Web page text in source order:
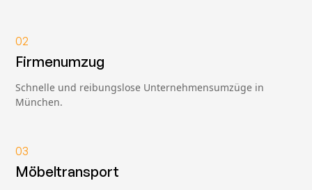
02
Firmenumzug
Schnelle und reibungslose Unternehmensumzüge in
München.
03
Möbeltransport